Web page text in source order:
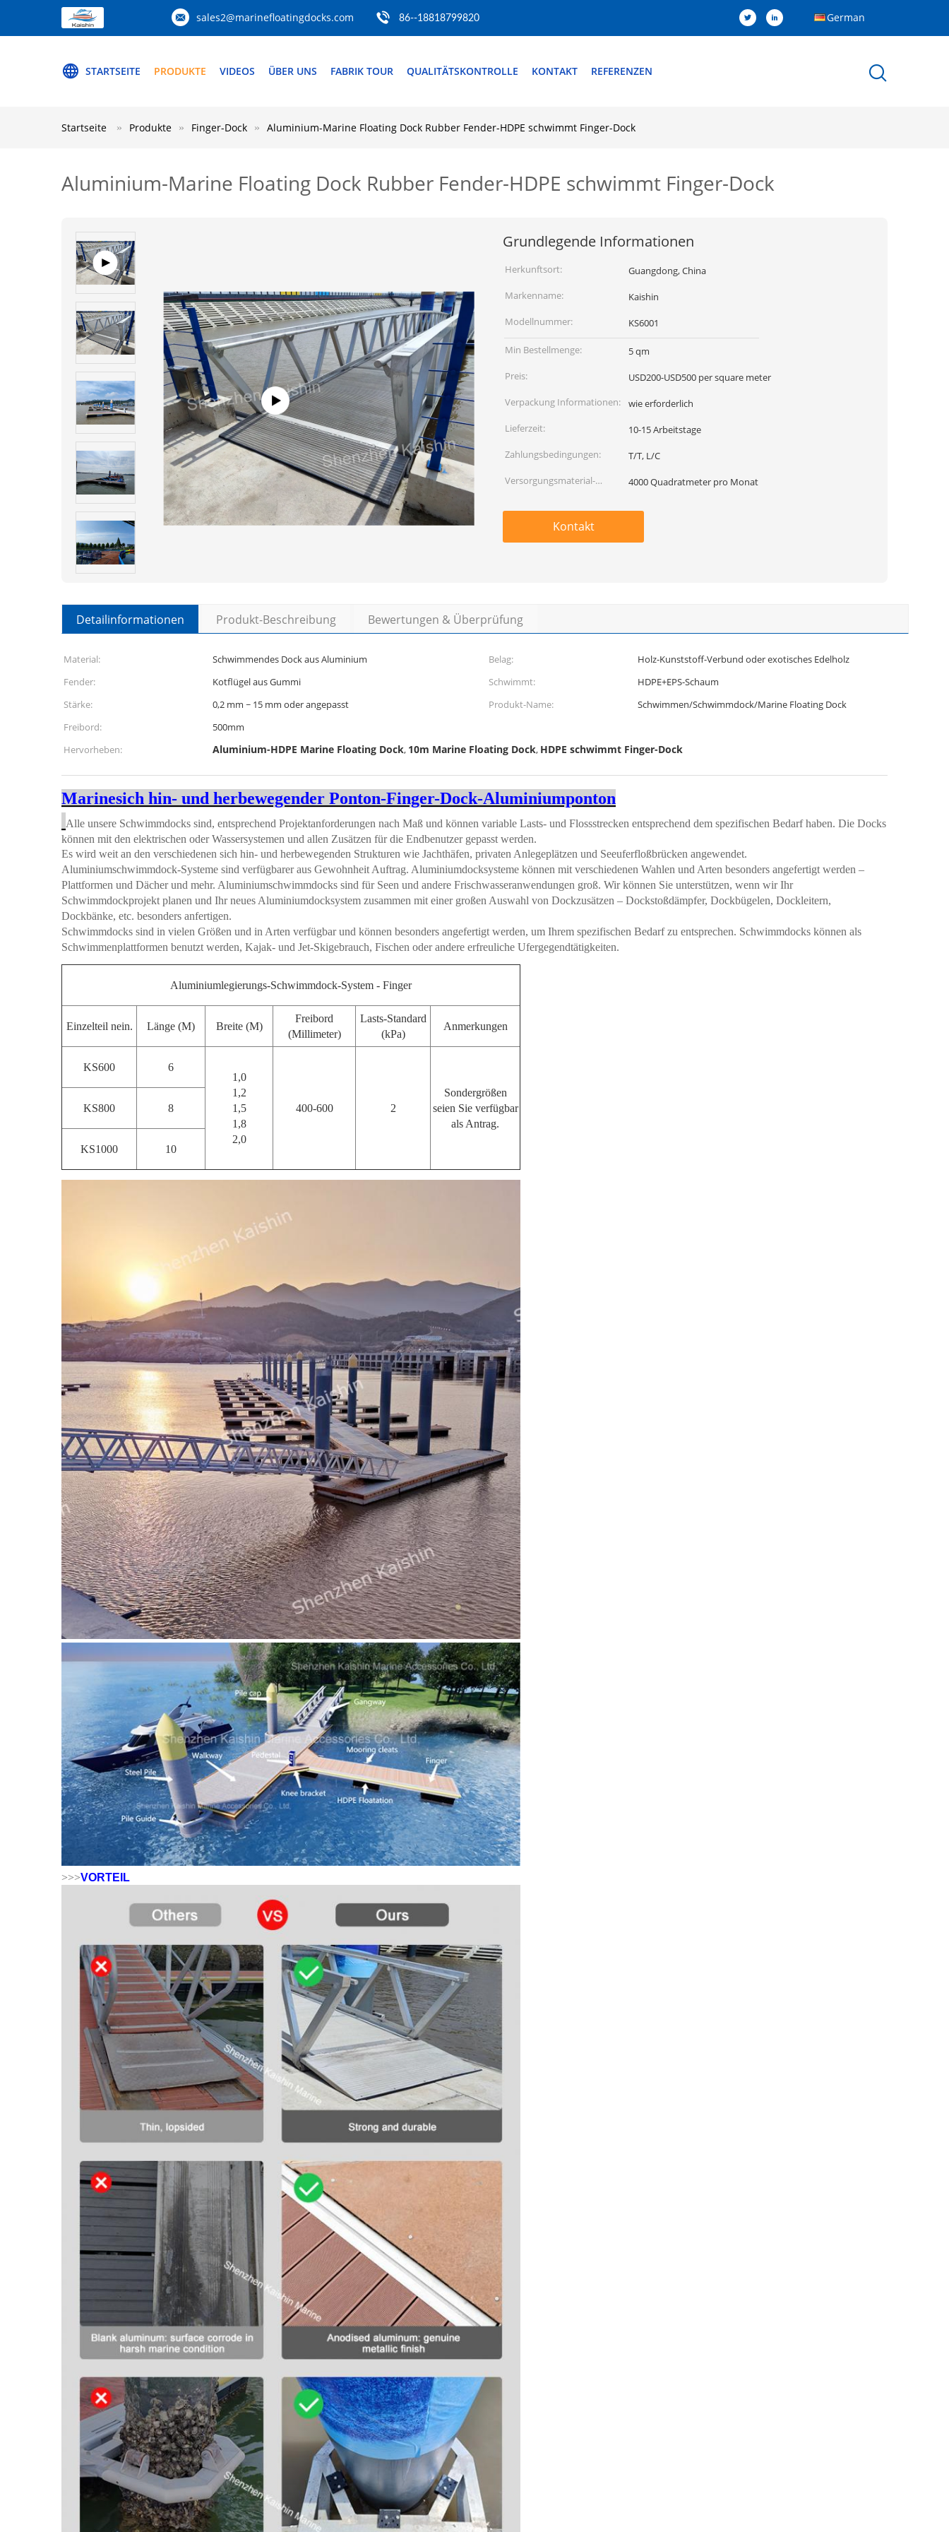
sales2@marinefloatingdocks.com 86--18818799820 German
STARTSEITE PRODUKTE VIDEOS ÜBER UNS FABRIK TOUR QUALITÄTSKONTROLLE KONTAKT REFERENZEN
Startseite Produkte Finger-Dock Aluminium-Marine Floating Dock Rubber Fender-HDPE schwimmt Finger-Dock
Aluminium-Marine Floating Dock Rubber Fender-HDPE schwimmt Finger-Dock
Grundlegende Informationen
Herkunftsort:
Guangdong, China
Markenname:
Kaishin
Modellnummer:
KS6001
Min Bestellmenge:
5 qm
Preis:
USD200-USD500 per square meter
Verpackung Informationen:
wie erforderlich
Lieferzeit:
10-15 Arbeitstage
Zahlungsbedingungen:
T/T, L/C
Versorgungsmaterial-
4000 Quadratmeter pro Monat
Kontakt
Detailinformationen Produkt-Beschreibung Bewertungen & Überprüfung
Material: Schwimmendes Dock aus Aluminium Belag:
Holz-Kunststoff-Verbund oder exotisches Edelholz
Fender:
Kotflügel aus Gummi Schwimmt:
HDPE+EPS-Schaum
Stärke:
0,2 mm ~ 15 mm oder angepasst Produkt-Name:
Schwimmen/Schwimmdock/Marine Floating Dock
Freibord:
500mm
Hervorheben:
Aluminium-HDPE Marine Floating Dock, 10m Marine Floating Dock, HDPE schwimmt Finger-Dock
Marinesich hin- und herbewegender Ponton-Finger-Dock-Aluminiumponton
Alle unsere Schwimmdocks sind, entsprechend Projektanforderungen nach Maß und können variable Lasts- und Flossstrecken entsprechend dem spezifischen Bedarf haben. Die Docks
können mit den elektrischen oder Wassersystemen und allen Zusätzen für die Endbenutzer gepasst werden.
Es wird weit an den verschiedenen sich hin- und herbewegenden Strukturen wie Jachthäfen, privaten Anlegeplätzen und Seeuferfloßbrücken angewendet.
Aluminiumschwimmdock-Systeme sind verfügbarer aus Gewohnheit Auftrag. Aluminiumdocksysteme können mit verschiedenen Wahlen und Arten besonders angefertigt werden –
Plattformen und Dächer und mehr. Aluminiumschwimmdocks sind für Seen und andere Frischwasseranwendungen groß. Wir können Sie unterstützen, wenn wir Ihr
Schwimmdockprojekt planen und Ihr neues Aluminiumdocksystem zusammen mit einer großen Auswahl von Dockzusätzen – Dockstoßdämpfer, Dockbügelen, Dockleitern,
Dockbänke, etc. besonders anfertigen.
Schwimmdocks sind in vielen Größen und in Arten verfügbar und können besonders angefertigt werden, um Ihrem spezifischen Bedarf zu entsprechen. Schwimmdocks können als
Schwimmenplattformen benutzt werden, Kajak- und Jet-Skigebrauch, Fischen oder andere erfreuliche Ufergegendtätigkeiten.
Aluminiumlegierungs-Schwimmdock-System - Finger
Einzelteil nein. Länge (M) Breite (M)
Freibord
(Millimeter)
Lasts-Standard
(kPa)
Anmerkungen
KS600
6
1,0
1,2
1,5
1,8
2,0
400-600 2
Sondergrößen
seien Sie verfügbar
als Antrag.
KS800 8
KS1000 10
>>>VORTEIL